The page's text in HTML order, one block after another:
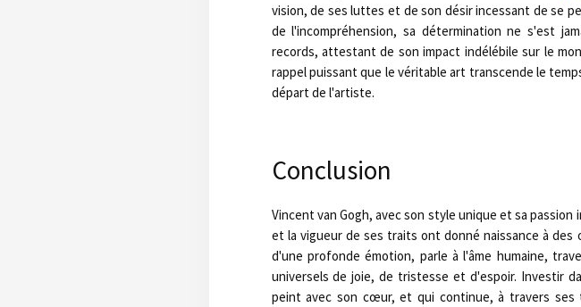
vision, de ses luttes et de son désir incessant de se
de l'incompréhension, sa détermination ne s'est
records, attestant de son impact indélébile sur le
rappel puissant que le véritable art transcende le
départ de l'artiste.
Conclusion
Vincent van Gogh, avec son style unique et sa
et la vigueur de ses traits ont donné naissance à
d'une profonde émotion, parle à l'âme humaine,
universels de joie, de tristesse et d'espoir. Investir
peint avec son cœur, et qui continue, à travers